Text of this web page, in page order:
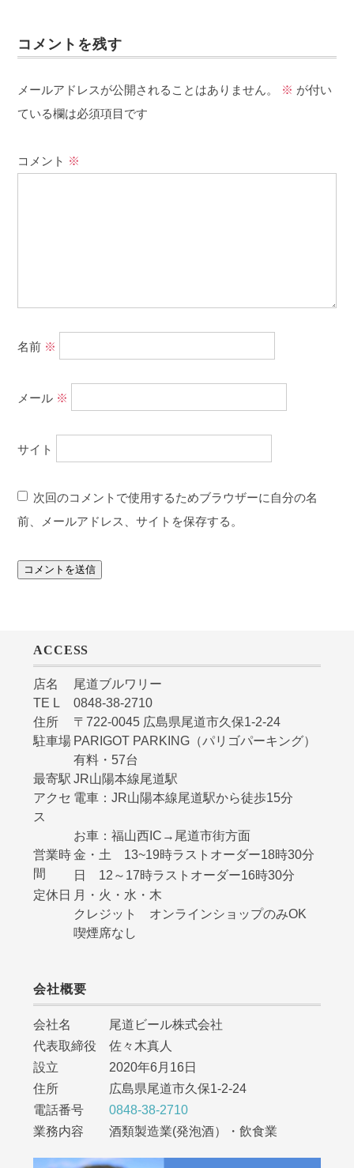
コメントを残す
メールアドレスが公開されることはありません。 ※ が付い
ている欄は必須項目です
コメント ※
名前 ※
メール ※
サイト
次回のコメントで使用するためブラウザーに自分の名
前、メールアドレス、サイトを保存する。
ACCESS
店名
尾道ブルワリー
TE L
0848-38-2710
住所
〒722-0045 広島県尾道市久保1-2-24
駐車場 PARIGOT PARKING（パリゴパーキング）
有料・57台
最寄駅 JR山陽本線尾道駅
アクセ
ス
電車：JR山陽本線尾道駅から徒歩15分
お車：福山西IC→尾道市街方面
営業時
間
金・土 13~19時ラストオーダー18時30分
日 12～17時ラストオーダー16時30分
定休日 月・火・水・木
クレジット オンラインショップのみOK
喫煙席なし
会社概要
会社名 尾道ビール株式会社
代表取締役 佐々木真人
設立 2020年6月16日
住所 広島県尾道市久保1-2-24
電話番号0848-38-2710
業務内容 酒類製造業(発泡酒）・飲食業